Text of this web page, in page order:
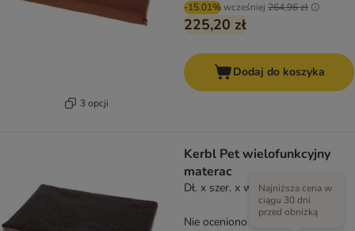
3 opcji
-15.01%wcześniej 264,96 zł
225,20 zł
Dodaj do koszyka
Kerbl Pet wielofunkcyjny
materac
Dł. x szer. x wys.: 72 x 50 x 5 cm
Najniższa cena w
ciągu 30 dni
przed obniżką
Nie oceniono